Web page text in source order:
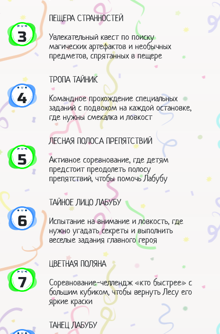
3
ПЕЩЕРА СТРАННОСТЕЙ
Увлекательный квест по поиску
магических артефактов и необычных
предметов, спрятанных в пещере
4
ТРОПА ТАЙНИК
Командное прохождение специальных
заданий с подвохом на каждой остановке,
где нужны смекалка и ловкост
5
ЛЕСНАЯ ПОЛОСА ПРЕПЯТСТВИЙ
Активное соревнование, где детям
предстоит преодолеть полосу
препятствий, чтобы помочь Лабубу
6
ТАЙНОЕ ЛИЦО ЛАБУБУ
Испытание на внимание и ловкость, где
нужно угадать секреты и выполнить
веселые задания главного героя
7
ЦВЕТНАЯ ПОЛЯНА
Соревнование-челлендж «кто быстрее» с
большим кубиком, чтобы вернуть Лесу его
яркие краски
ТАНЕЦ ЛАБУБУ